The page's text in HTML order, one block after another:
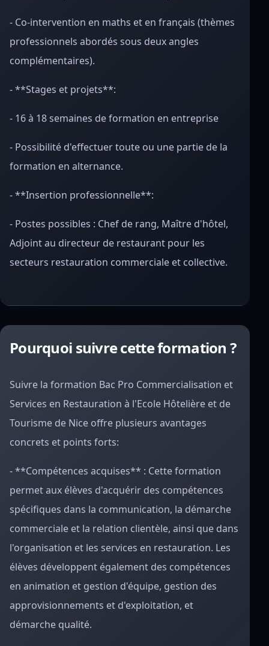
- Co-intervention en maths et en français (thèmes
professionnels abordés sous deux angles
complémentaires).
- **Stages et projets**:
- 16 à 18 semaines de formation en entreprise
- Possibilité d'effectuer toute ou une partie de la
formation en alternance.
- **Insertion professionnelle**:
- Postes possibles : Chef de rang, Maître d'hôtel,
Adjoint au directeur de restaurant pour les
secteurs restauration commerciale et collective.
Pourquoi suivre cette formation ?
Suivre la formation Bac Pro Commercialisation et
Services en Restauration à l'Ecole Hôtelière et de
Tourisme de Nice offre plusieurs avantages
concrets et points forts:
- **Compétences acquises** : Cette formation
permet aux élèves d'acquérir des compétences
spécifiques dans la communication, la démarche
commerciale et la relation clientèle, ainsi que dans
l'organisation et les services en restauration. Les
élèves développent également des compétences
en animation et gestion d'équipe, gestion des
approvisionnements et d'exploitation, et
démarche qualité.